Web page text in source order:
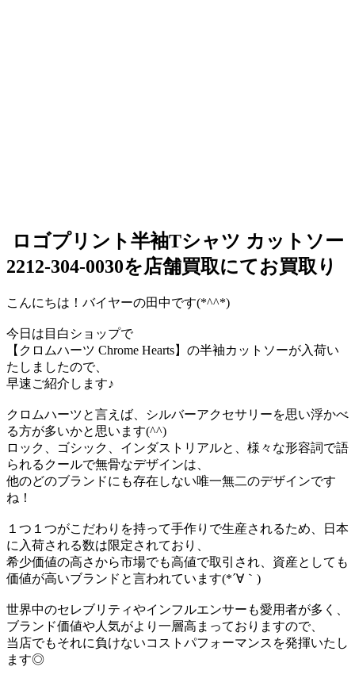
ロゴプリント半袖Tシャツ カットソー
2212-304-0030を店舗買取にてお買取り
こんにちは！バイヤーの田中です(*^^*)
今日は目白ショップで
【クロムハーツ Chrome Hearts】の半袖カットソーが入荷い
たしましたので、
早速ご紹介します♪
クロムハーツと言えば、シルバーアクセサリーを思い浮かべ
る方が多いかと思います(^^)
ロック、ゴシック、インダストリアルと、様々な形容詞で語
られるクールで無骨なデザインは、
他のどのブランドにも存在しない唯一無二のデザインです
ね！
１つ１つがこだわりを持って手作りで生産されるため、日本
に入荷される数は限定されており、
希少価値の高さから市場でも高値で取引され、資産としても
価値が高いブランドと言われています(*´∀｀)
世界中のセレブリティやインフルエンサーも愛用者が多く、
ブランド価値や人気がより一層高まっておりますので、
当店でもそれに負けないコストパフォーマンスを発揮いたし
ます◎